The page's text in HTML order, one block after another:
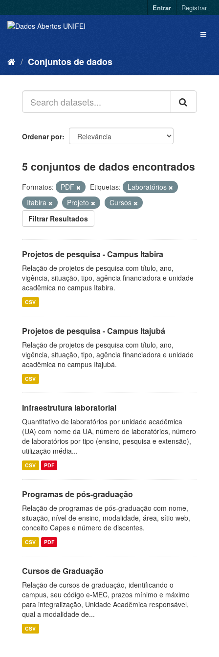
Entrar Registrar
Conjuntos de dados
Ordenar por
5 conjuntos de dados encontrados
Formatos: PDF Etiquetas:
Laboratórios
Itabira
Projeto
Cursos
Filtrar Resultados
Projetos de pesquisa - Campus Itabira
Relação de projetos de pesquisa com título, ano,
vigência, situação, tipo, agência financiadora e unidade
acadêmica no campus Itabira.
CSV
Projetos de pesquisa - Campus Itajubá
Relação de projetos de pesquisa com título, ano,
vigência, situação, tipo, agência financiadora e unidade
acadêmica no campus Itajubá.
CSV
Infraestrutura laboratorial
Quantitativo de laboratórios por unidade acadêmica
(UA) com nome da UA, número de laboratórios, número
de laboratórios por tipo (ensino, pesquisa e extensão),
utilização média...
CSV PDF
Programas de pós-graduação
Relação de programas de pós-graduação com nome,
situação, nível de ensino, modalidade, área, sítio web,
conceito Capes e número de discentes.
CSV PDF
Cursos de Graduação
Relação de cursos de graduação, identificando o
campus, seu código e-MEC, prazos mínimo e máximo
para integralização, Unidade Acadêmica responsável,
qual a modalidade de...
CSV